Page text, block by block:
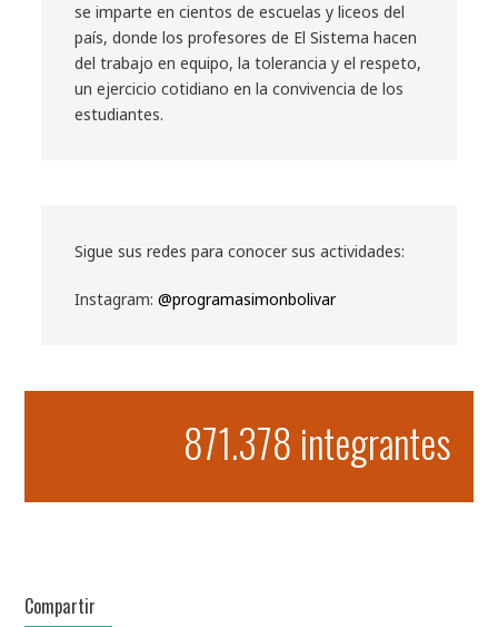
se imparte en cientos de escuelas y liceos del
país, donde los profesores de El Sistema hacen
del trabajo en equipo, la tolerancia y el respeto,
un ejercicio cotidiano en la convivencia de los
estudiantes.
Sigue sus redes para conocer sus actividades:
Instagram:@programasimonbolivar
871.378 integrantes
Compartir